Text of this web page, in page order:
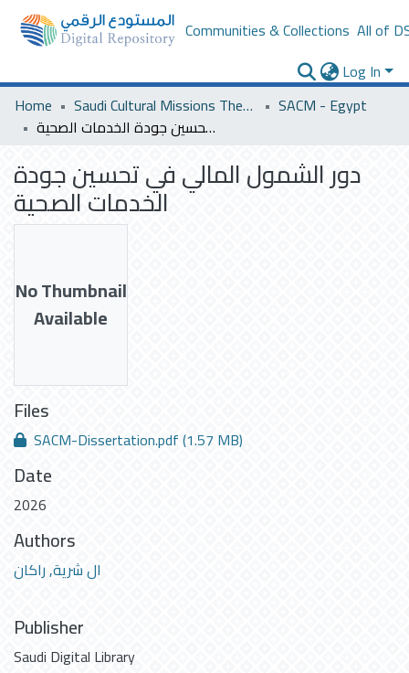
Communities & Collections All of
Log In
Home
Saudi Cultural Missions Theses & Dissertations
SACM - Egypt
دور الشمول المالي في تحسين جودة الخدمات الصحية
دور الشمول المالي في تحسين جودة
الخدمات الصحية
No Thumbnail
Available
Files
SACM-Dissertation.pdf(1.57 MB)
Date
2026
Authors
ال شرية, راكان
Publisher
Saudi Digital Library